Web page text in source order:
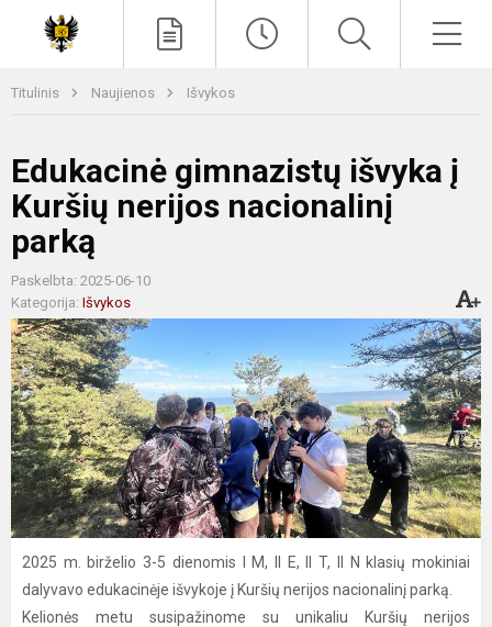
Titulinis Naujienos Išvykos
Edukacinė gimnazistų išvyka į
Kuršių nerijos nacionalinį
parką
Paskelbta: 2025-06-10
Kategorija: Išvykos
2025 m. birželio 3-5 dienomis I M, II E, II T, II N klasių mokiniai
dalyvavo edukacinėje išvykoje į Kuršių nerijos nacionalinį parką.
Kelionės metu susipažinome su unikaliu Kuršių nerijos